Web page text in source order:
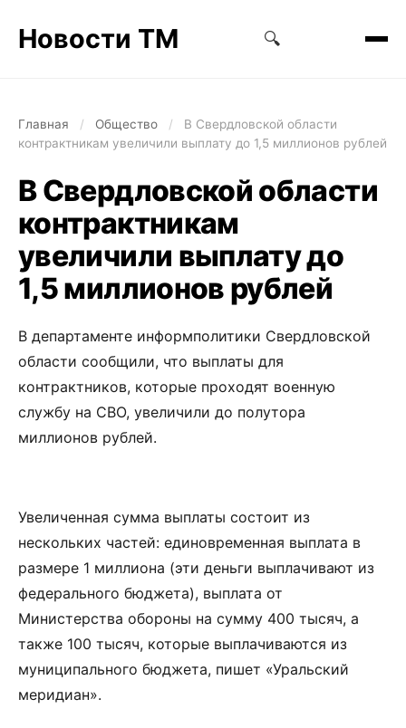
Новости ТМ 🔍
Главная / Общество /
В Свердловской области
контрактникам увеличили выплату до 1,5 миллионов рублей
В Свердловской области
контрактникам
увеличили выплату до
1,5 миллионов рублей
В департаменте информполитики Свердловской
области сообщили, что выплаты для
контрактников, которые проходят военную
службу на СВО, увеличили до полутора
миллионов рублей.
Увеличенная сумма выплаты состоит из
нескольких частей: единовременная выплата в
размере 1 миллиона (эти деньги выплачивают из
федерального бюджета), выплата от
Министерства обороны на сумму 400 тысяч, а
также 100 тысяч, которые выплачиваются из
муниципального бюджета, пишет «Уральский
меридиан».